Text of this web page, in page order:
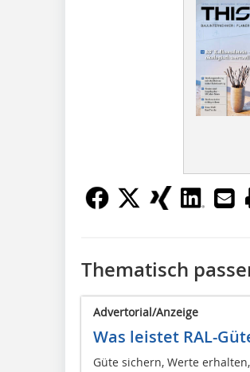
Thematisch
Advertorial/Anzeige
Was leistet RAL-
Güte sichern, Werte